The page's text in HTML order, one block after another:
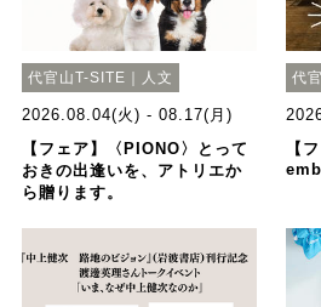
代官山T-SITE｜人文
2026.08.04(火) - 08.17(月)
【フェア】〈PIONO〉とって
おきの出逢いを、アトリエか
ら贈ります。
代
【